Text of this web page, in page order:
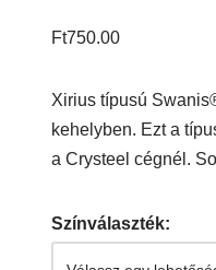
Ft750.00
Xirius típusú
kehelyben. Ezt a
a Crysteel cégnél.
Színválaszték: